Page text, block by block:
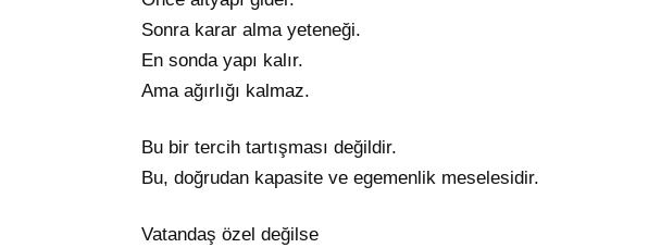
Sonra karar alma yeteneği.
En sonda yapı kalır.
Ama ağırlığı kalmaz.
Bu bir tercih tartışması değildir.
Bu, doğrudan kapasite ve egemenlik meselesidir.
Vatandaş özel değilse